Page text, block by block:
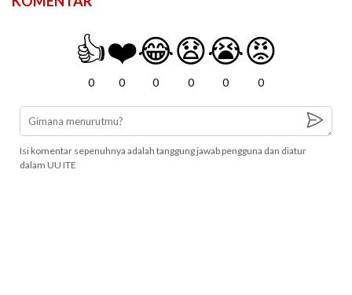
👍
0
❤️
0
😂
0
😧
0
😭
0
😡
0
Isi komentar sepenuhnya adalah tanggung jawab pengguna dan diatur
dalam UU ITE